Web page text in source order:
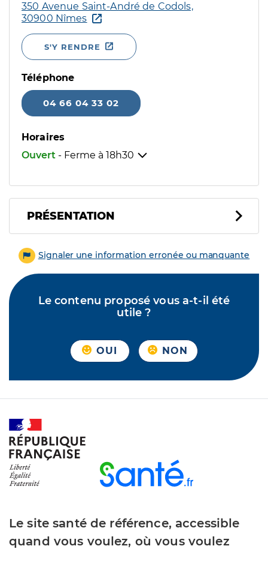
350 Avenue Saint-André de Codols,
30900 Nîmes
S'Y RENDRE
Téléphone
04 66 04 33 02
Horaires
Ouvert - Ferme à 18h30
PRÉSENTATION
Signaler une information erronée ou manquante
Le contenu proposé vous a-t-il été
utile ?
OUI NON
Le site santé de référence, accessible
quand vous voulez, où vous voulez